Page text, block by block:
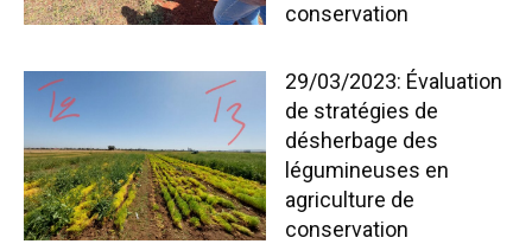
conservation
29/03/2023: Évaluation
de stratégies de
désherbage des
légumineuses en
agriculture de
conservation